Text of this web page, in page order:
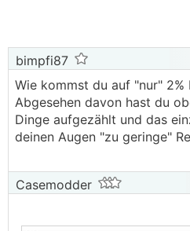
bimpfi87
Wie kommst du auf "nur" 2%
Abgesehen davon hast du
Dinge aufgezählt und das
deinen Augen "zu geringe"
Casemodder